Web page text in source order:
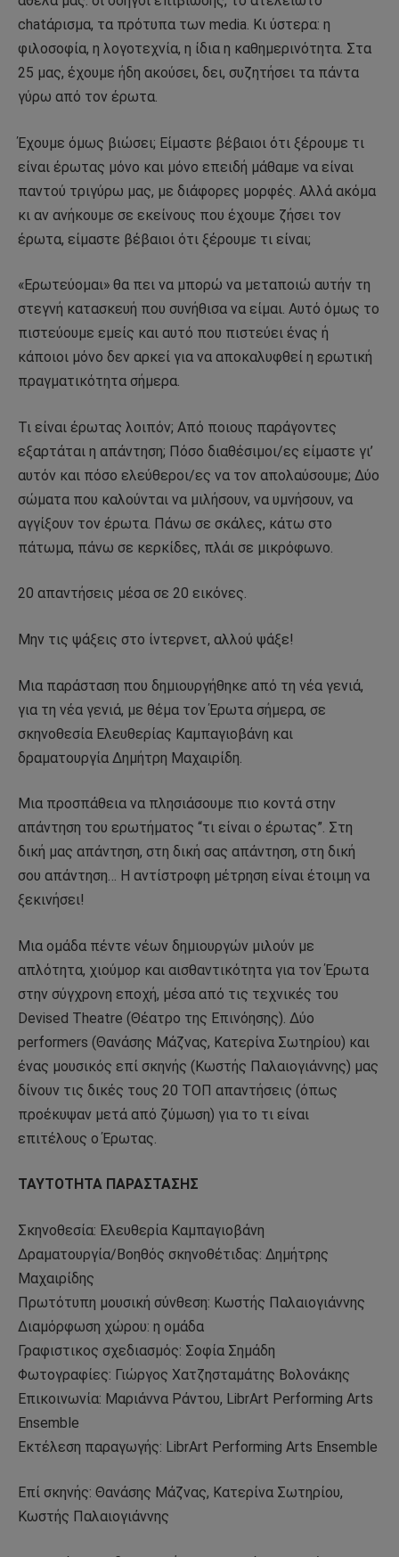
chatάρισμα, τα πρότυπα των media. Κι ύστερα: η
φιλοσοφία, η λογοτεχνία, η ίδια η καθημερινότητα. Στα
25 μας, έχουμε ήδη ακούσει, δει, συζητήσει τα πάντα
γύρω από τον έρωτα.
Έχουμε όμως βιώσει; Είμαστε βέβαιοι ότι ξέρουμε τι
είναι έρωτας μόνο και μόνο επειδή μάθαμε να είναι
παντού τριγύρω μας, με διάφορες μορφές. Αλλά ακόμα
κι αν ανήκουμε σε εκείνους που έχουμε ζήσει τον
έρωτα, είμαστε βέβαιοι ότι ξέρουμε τι είναι;
«Ερωτεύομαι» θα πει να μπορώ να μεταποιώ αυτήν τη
στεγνή κατασκευή που συνήθισα να είμαι. Αυτό όμως το
πιστεύουμε εμείς και αυτό που πιστεύει ένας ή
κάποιοι μόνο δεν αρκεί για να αποκαλυφθεί η ερωτική
πραγματικότητα σήμερα.
Τι είναι έρωτας λοιπόν; Από ποιους παράγοντες
εξαρτάται η απάντηση; Πόσο διαθέσιμοι/ες είμαστε γι’
αυτόν και πόσο ελεύθεροι/ες να τον απολαύσουμε; Δύο
σώματα που καλούνται να μιλήσουν, να υμνήσουν, να
αγγίξουν τον έρωτα. Πάνω σε σκάλες, κάτω στο
πάτωμα, πάνω σε κερκίδες, πλάι σε μικρόφωνο.
20 απαντήσεις μέσα σε 20 εικόνες.
Μην τις ψάξεις στο ίντερνετ, αλλού ψάξε!
Μια παράσταση που δημιουργήθηκε από τη νέα γενιά,
για τη νέα γενιά, με θέμα τον Έρωτα σήμερα, σε
σκηνοθεσία Ελευθερίας Καμπαγιοβάνη και
δραματουργία Δημήτρη Μαχαιρίδη.
Μια προσπάθεια να πλησιάσουμε πιο κοντά στην
απάντηση του ερωτήματος “τι είναι ο έρωτας”. Στη
δική μας απάντηση, στη δική σας απάντηση, στη δική
σου απάντηση… Η αντίστροφη μέτρηση είναι έτοιμη να
ξεκινήσει!
Μια ομάδα πέντε νέων δημιουργών μιλούν με
απλότητα, χιούμορ και αισθαντικότητα για τον Έρωτα
στην σύγχρονη εποχή, μέσα από τις τεχνικές του
Devised Theatre (Θέατρο της Επινόησης). Δύο
performers (Θανάσης Μάζνας, Κατερίνα Σωτηρίου) και
ένας μουσικός επί σκηνής (Κωστής Παλαιογιάννης) μας
δίνουν τις δικές τους 20 ΤΟΠ απαντήσεις (όπως
προέκυψαν μετά από ζύμωση) για το τι είναι
επιτέλους ο Έρωτας.
ΤΑΥΤΟΤΗΤΑ ΠΑΡΑΣΤΑΣΗΣ
Σκηνοθεσία: Ελευθερία Καμπαγιοβάνη
Δραματουργία/Βοηθός σκηνοθέτιδας: Δημήτρης
Μαχαιρίδης
Πρωτότυπη μουσική σύνθεση: Κωστής Παλαιογιάννης
Διαμόρφωση χώρου: η ομάδα
Γραφιστικος σχεδιασμός: Σοφία Σημάδη
Φωτογραφίες: Γιώργος Χατζησταμάτης Βολονάκης
Επικοινωνία: Μαριάννα Ράντου, LibrArt Performing Arts
Ensemble
Εκτέλεση παραγωγής: LibrArt Performing Arts Ensemble
Επί σκηνής: Θανάσης Μάζνας, Κατερίνα Σωτηρίου,
Κωστής Παλαιογιάννης